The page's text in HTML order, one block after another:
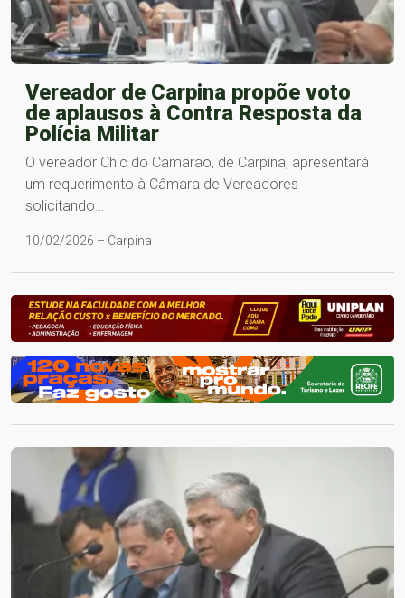
Vereador de Carpina propõe voto
de aplausos à Contra Resposta da
Polícia Militar
O vereador Chic do Camarão, de Carpina, apresentará
um requerimento à Câmara de Vereadores
solicitando…
10/02/2026 – Carpina